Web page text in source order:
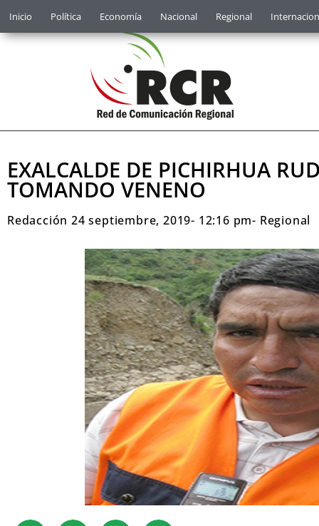
Inicio Política Economía Nacional Regional
EXALCALDE DE PICHIRHUA
TOMANDO VENENO
Redacción 24 septiembre, 2019- 12:16 pm- Regional